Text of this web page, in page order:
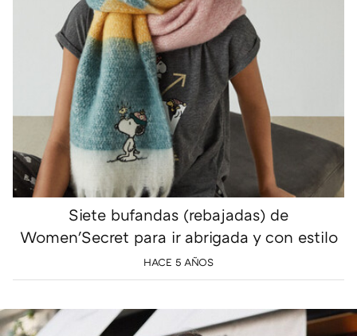
Siete bufandas (rebajadas) de
Women'Secret para ir abrigada y con estilo
HACE 5 AÑOS